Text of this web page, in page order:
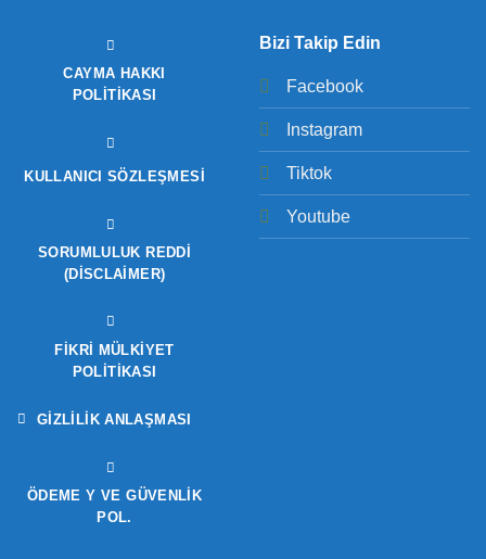
CAYMA HAKKI
POLITIKASI
KULLANICI SÖZLEŞMESI
SORUMLULUK REDDI
(DISCLAIMER)
FIKRI MÜLKIYET
POLITIKASI
GIZLILIK ANLAŞMASI
ÖDEME Y VE GÜVENLIK
POL.
Bizi Takip Edin
Facebook
Instagram
Tiktok
Youtube